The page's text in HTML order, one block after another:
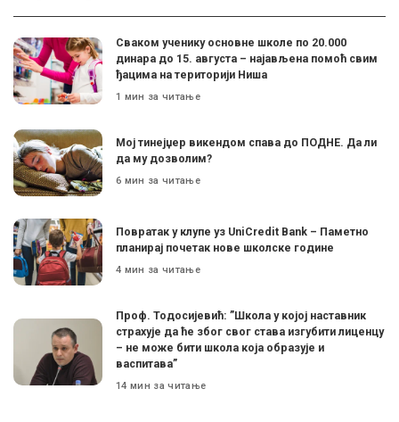
Сваком ученику основне школе по 20.000
динара до 15. августа – најављена помоћ свим
ђацима на територији Ниша
1 мин за читање
Мој тинејџер викендом спава до ПОДНЕ. Да ли
да му дозволим?
6 мин за читање
Поврaтак у клупе уз UniCredit Bank – Паметно
планирај почетак нове школске године
4 мин за читање
Проф. Тодосијевић: ”Школа у којој наставник
страхује да ће због свог става изгубити лиценцу
– не може бити школа која образује и
васпитава”
14 мин за читање